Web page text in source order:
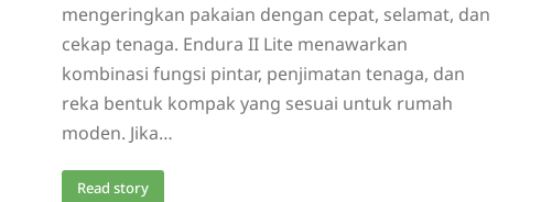
mengeringkan pakaian dengan cepat, selamat, dan
cekap tenaga. Endura II Lite menawarkan
kombinasi fungsi pintar, penjimatan tenaga, dan
reka bentuk kompak yang sesuai untuk rumah
moden. Jika…
Read story